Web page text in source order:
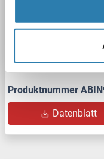
Produktnummer
Datenblatt